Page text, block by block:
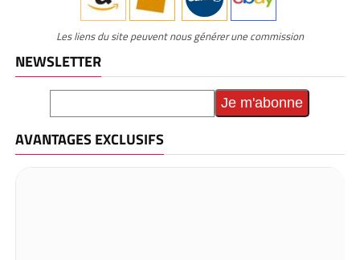
Les liens du site peuvent nous générer une commission
NEWSLETTER
AVANTAGES EXCLUSIFS